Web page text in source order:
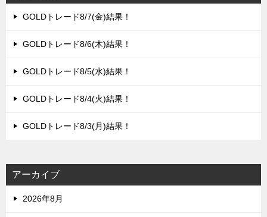
GOLDトレード8/7(金)結果！
GOLDトレード8/6(木)結果！
GOLDトレード8/5(水)結果！
GOLDトレード8/4(火)結果！
GOLDトレード8/3(月)結果！
アーカイブ
2026年8月